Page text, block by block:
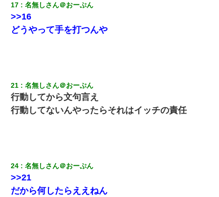
姉旦那の友達「ほんとのパパだよ～」私のお腹を触ってほざく。
放置子が病院送りになったらしい → 俺（二度と帰ってくるなよ…
嫁を半身不随にしやがった恨みは、正直こんなもんじゃ晴れな
い）
朝起きたら嫁がいなかった。俺（嫁も嫁実家も電話に出ない…不
安だ）→ 仕事を早退して帰宅すると、嫁と嫁両親と知らない男が
２人・・・
17 名無しさん＠おーぷん
>>16
どうやって手を打つんや
21 名無しさん＠おーぷん
行動してから文句言え
行動してないんやったらそれはイッチの責任
24 名無しさん＠おーぷん
>>21
だから何したらええねん